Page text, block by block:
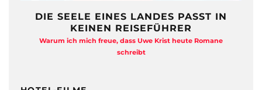
DIE SEELE EINES LANDES PASST IN
KEINEN REISEFÜHRER
Warum ich mich freue, dass Uwe Krist heute Romane
schreibt